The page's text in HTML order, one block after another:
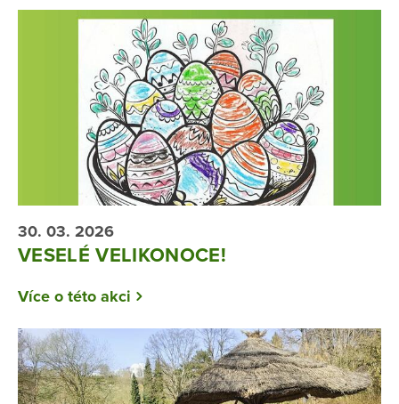
30. 03. 2026
VESELÉ VELIKONOCE!
Více o této akci